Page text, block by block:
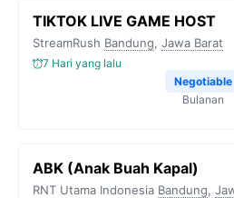
TIKTOK LIVE GAME HOST
StreamRush Bandung, Jawa Barat
7 Hari yang lalu
Negotiable
Bulanan
ABK (Anak Buah Kapal)
RNT Utama Indonesia Bandung,